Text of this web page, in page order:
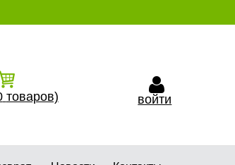
товаров) войти